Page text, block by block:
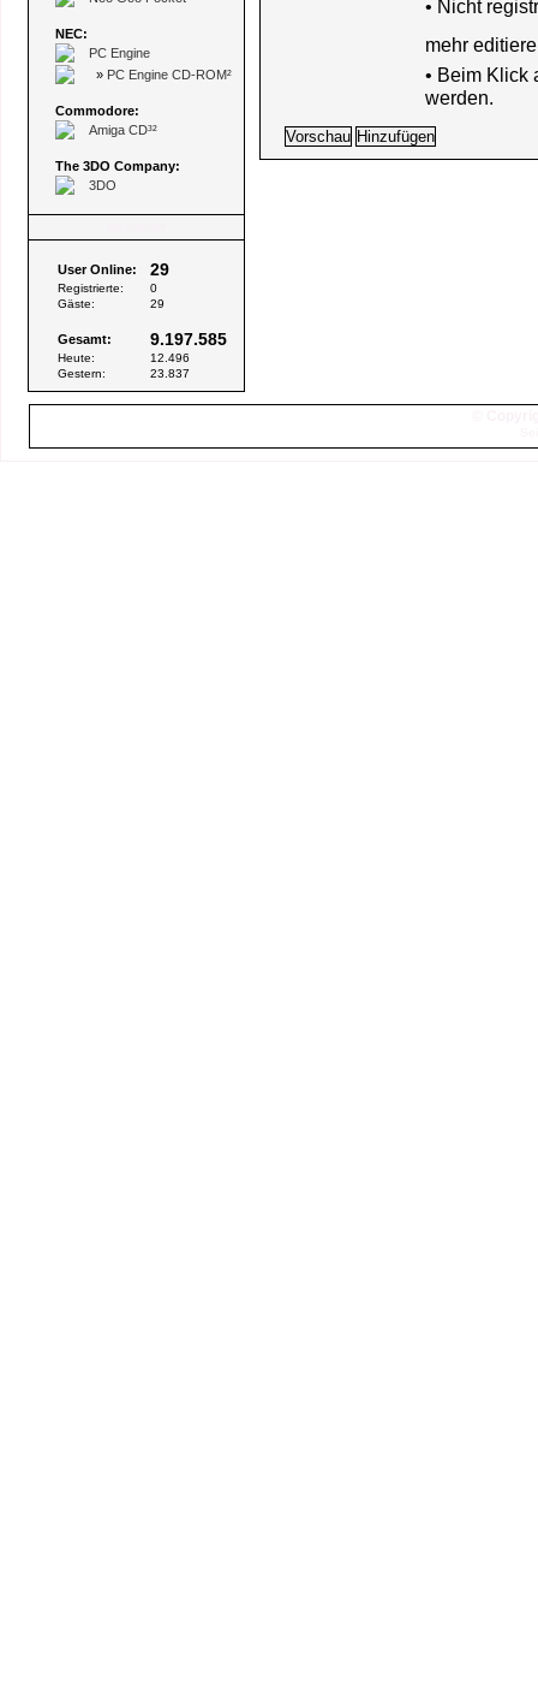
NEC:
PC Engine
» PC Engine CD-ROM²
Commodore:
Amiga CD³²
The 3DO Company:
3DO
User Online: 29
Registrierte:
0
Gäste:
29
Gesamt: 9.197.585
Heute:
12.496
Gestern:
23.837
• Nicht
mehr
• Beim Klick
werden.